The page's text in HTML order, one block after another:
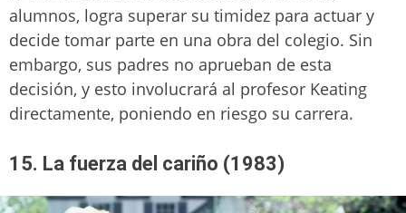
alumnos, logra superar su timidez para actuar y
decide tomar parte en una obra del colegio. Sin
embargo, sus padres no aprueban de esta
decisión, y esto involucrará al profesor Keating
directamente, poniendo en riesgo su carrera.
15. La fuerza del cariño (1983)